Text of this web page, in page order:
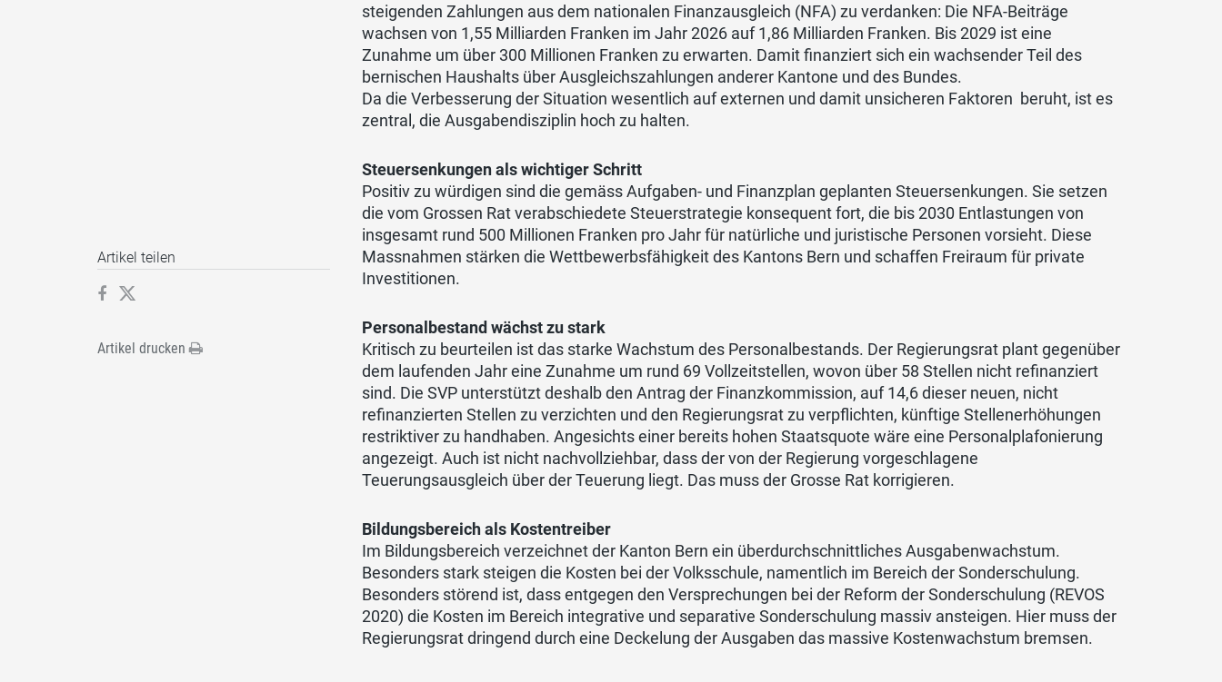
steigenden Zahlungen aus dem nationalen Finanzausgleich (NFA) zu verdanken: Die NFA-Beiträge
wachsen von 1,55 Milliarden Franken im Jahr 2026 auf 1,86 Milliarden Franken. Bis 2029 ist eine
Zunahme um über 300 Millionen Franken zu erwarten. Damit finanziert sich ein wachsender Teil des
bernischen Haushalts über Ausgleichszahlungen anderer Kantone und des Bundes.
Da die Verbesserung der Situation wesentlich auf externen und damit unsicheren Faktoren beruht, ist es
zentral, die Ausgabendisziplin hoch zu halten.
Steuersenkungen als wichtiger Schritt
Positiv zu würdigen sind die gemäss Aufgaben- und Finanzplan geplanten Steuersenkungen. Sie setzen
die vom Grossen Rat verabschiedete Steuerstrategie konsequent fort, die bis 2030 Entlastungen von
insgesamt rund 500 Millionen Franken pro Jahr für natürliche und juristische Personen vorsieht. Diese
Massnahmen stärken die Wettbewerbsfähigkeit des Kantons Bern und schaffen Freiraum für private
Investitionen.
Personalbestand wächst zu stark
Kritisch zu beurteilen ist das starke Wachstum des Personalbestands. Der Regierungsrat plant gegenüber
dem laufenden Jahr eine Zunahme um rund 69 Vollzeitstellen, wovon über 58 Stellen nicht refinanziert
sind. Die SVP unterstützt deshalb den Antrag der Finanzkommission, auf 14,6 dieser neuen, nicht
refinanzierten Stellen zu verzichten und den Regierungsrat zu verpflichten, künftige Stellenerhöhungen
restriktiver zu handhaben. Angesichts einer bereits hohen Staatsquote wäre eine Personalplafonierung
angezeigt. Auch ist nicht nachvollziehbar, dass der von der Regierung vorgeschlagene
Teuerungsausgleich über der Teuerung liegt. Das muss der Grosse Rat korrigieren.
Bildungsbereich als Kostentreiber
Im Bildungsbereich verzeichnet der Kanton Bern ein überdurchschnittliches Ausgabenwachstum.
Besonders stark steigen die Kosten bei der Volksschule, namentlich im Bereich der Sonderschulung.
Besonders störend ist, dass entgegen den Versprechungen bei der Reform der Sonderschulung (REVOS
2020) die Kosten im Bereich integrative und separative Sonderschulung massiv ansteigen. Hier muss der
Regierungsrat dringend durch eine Deckelung der Ausgaben das massive Kostenwachstum bremsen.
Artikel teilen
Artikel drucken